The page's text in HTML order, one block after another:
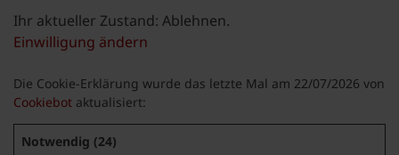
Ihr aktueller Zustand: Ablehnen.
Einwilligung ändern
Die Cookie-Erklärung wurde das letzte Mal am 22/07/2026 von
Cookiebot aktualisiert:
Notwendig (24)